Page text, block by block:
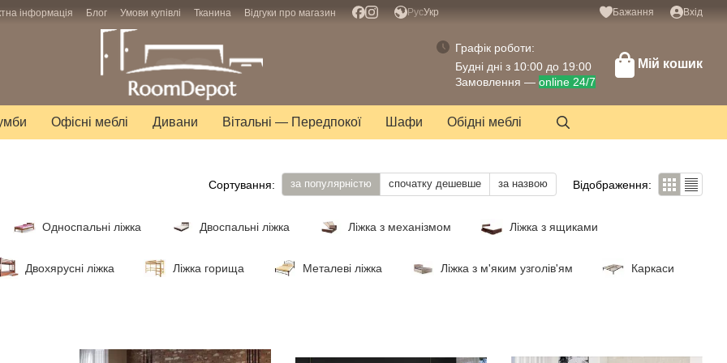
інформація Блог Умови купівлі Тканина Відгуки про магазин РусУкр Бажання Вхід
Графік роботи:
Будні дні з 10:00 до 19:00
Замовлення — online 24/7
Мій кошик
Офісні меблі Дивани Вітальні — Передпокої Шафи Обідні меблі
Сортування: за популярністю спочатку дешевше за назвою Відображення:
Односпальні ліжка Двоспальні ліжка Ліжка з механізмом Ліжка з ящиками
Двохярусні ліжка Ліжка горища Металеві ліжка Ліжка з м'яким узголів'ям Каркаси